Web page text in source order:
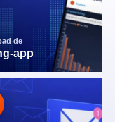
de
app